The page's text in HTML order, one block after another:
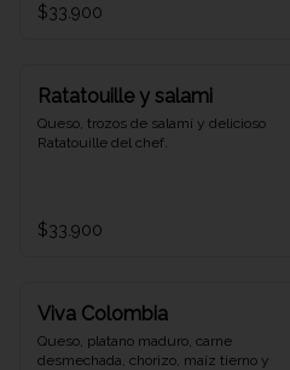
$33.900
Ratatouille y salami
Queso, trozos de salamí y delicioso
Ratatouille del chef.
$33.900
Viva Colombia
Queso, platano maduro, carne
desmechada, chorizo, maíz tierno y